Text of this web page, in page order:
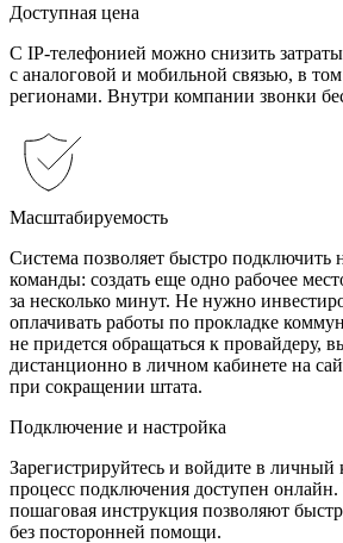
Доступная цена
С IP-телефонией можно снизить
с аналоговой и мобильной связью, в
регионами. Внутри компании звонки
Масштабируемость
Система позволяет быстро подключить
команды: создать еще одно рабочее
за несколько минут. Не нужно
оплачивать работы по прокладке
не придется обращаться к провайдеру,
дистанционно в личном кабинете на
при сокращении штата.
Подключение и настройка
Зарегистрируйтесь и войдите в
процесс подключения доступен
пошаговая инструкция позволяют
без посторонней помощи.